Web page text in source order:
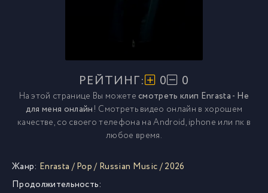
РЕЙТИНГ: 0 0
На этой странице Вы можетесмотреть клип Enrasta - Не
для меня онлайн! Смотреть видео онлайн в хорошем
качестве, со своего телефона на Android, iphone или пк в
любое время.
Жанр: Enrasta /Pop/ Russian Music/2026
Продолжительность: